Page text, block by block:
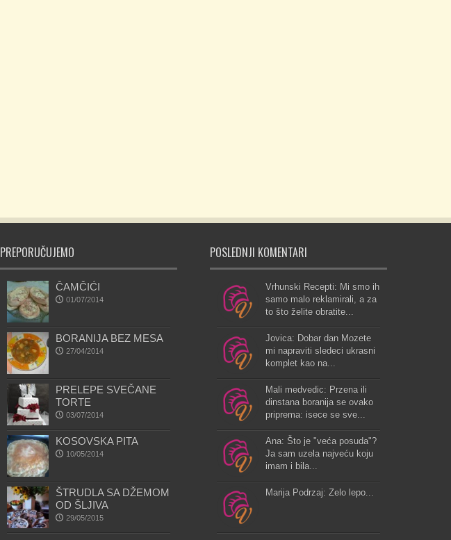
PREPORUČUJEMO
ČAMČIĆI
01/07/2014
BORANIJA BEZ MESA
27/04/2014
PRELEPE SVEČANE
TORTE
03/07/2014
KOSOVSKA PITA
10/05/2014
ŠTRUDLA SA DŽEMOM
OD ŠLJIVA
29/05/2015
POSLEDNJI KOMENTARI
Vrhunski Recepti: Mi smo ih
samo malo reklamirali, a za
to što želite obratite...
Jovica: Dobar dan Mozete
mi napraviti sledeci ukrasni
komplet kao na...
Mali medvedic: Przena ili
dinstana boranija se ovako
priprema: isece se sve...
Ana: Što je "veća posuda"?
Ja sam uzela najveću koju
imam i bila...
Marija Podrzaj: Zelo lepo...